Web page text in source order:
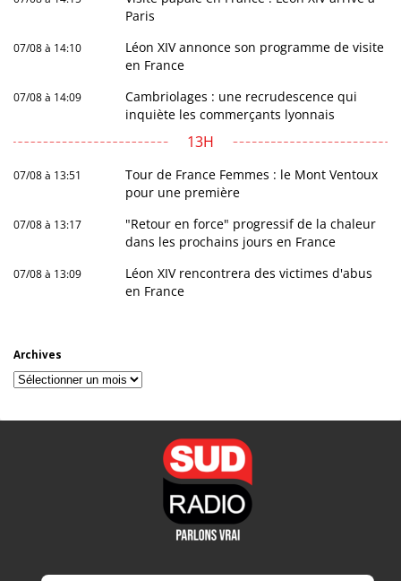
Paris
07/08 à 14:10
Léon XIV annonce son programme de visite
en France
07/08 à 14:09
Cambriolages : une recrudescence qui
inquiète les commerçants lyonnais
13H
07/08 à 13:51
Tour de France Femmes : le Mont Ventoux
pour une première
07/08 à 13:17
"Retour en force" progressif de la chaleur
dans les prochains jours en France
07/08 à 13:09
Léon XIV rencontrera des victimes d'abus
en France
Archives
Archives